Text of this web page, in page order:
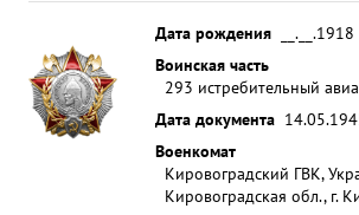
Дата рождения
__.__.1918
Воинская часть
293 истребительный
Дата документа
Военкомат
Кировоградский ГВК,
Кировоградская обл., г.